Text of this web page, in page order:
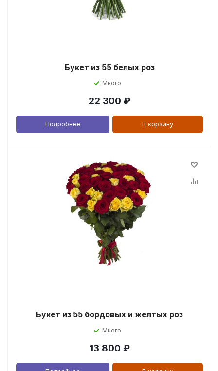
Букет из 55 белых роз
Много
22 300 ₽
Подробнее В корзину
Букет из 55 бордовых и желтых роз
Много
13 800 ₽